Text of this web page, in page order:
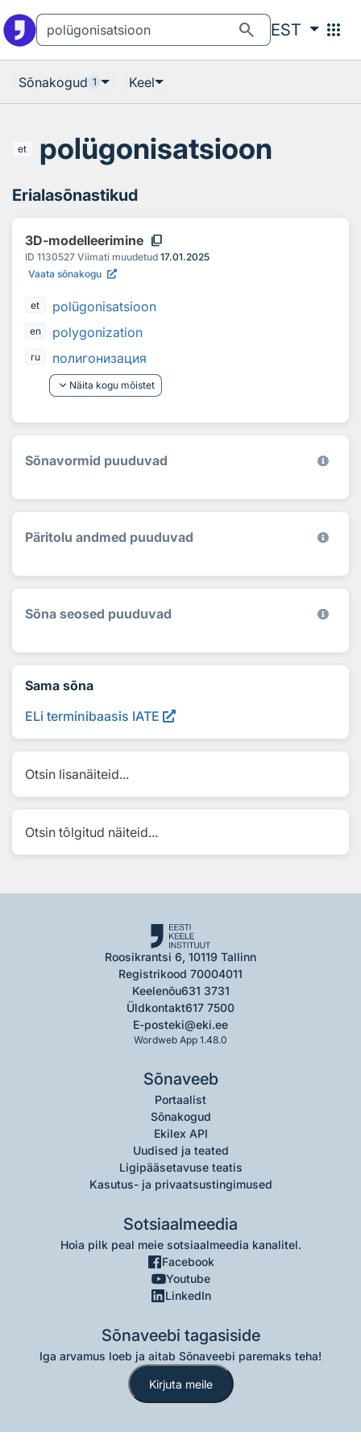
search EST apps
Sõnakogud 1 Keel
et polügonisatsioon
Erialasõnastikud
3D-modelleerimine content_copy
ID 1130527 Viimati muudetud 17.01.2025
Vaata sõnakogu
et polügonisatsioon
en polygonization
ru
полигонизация
keyboard_arrow_down Näita kogu mõistet
Sõnavormid puuduvad
Päritolu andmed puuduvad
Sõna seosed puuduvad
Sama sõna
ELi terminibaasis IATE
Otsin lisanäiteid...
Otsin tõlgitud näiteid...
Roosikrantsi 6, 10119 Tallinn
Registrikood 70004011
Keelenõu631 3731
Üldkontakt617 7500
E-posteki@eki.ee
Wordweb App 1.48.0
Sõnaveeb
Portaalist
Sõnakogud
Ekilex API
Uudised ja teated
Ligipääsetavuse teatis
Kasutus- ja privaatsustingimused
Sotsiaalmeedia
Hoia pilk peal meie sotsiaalmeedia kanalitel.
Facebook
Youtube
LinkedIn
Sõnaveebi tagasiside
Iga arvamus loeb ja aitab Sõnaveebi paremaks teha!
Kirjuta meile